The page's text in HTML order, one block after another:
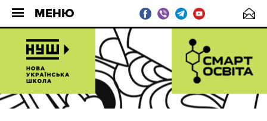
МЕНЮ